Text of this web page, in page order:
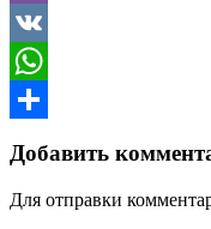
Viber
VK
WhatsApp
Добавить
Для отправки